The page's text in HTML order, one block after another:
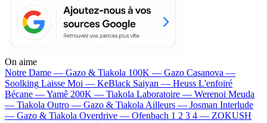
On aime
Notre Dame — Gazo & Tiakola 100K — Gazo Casanova —
Soolking Laisse Moi — KeBlack Saiyan — Heuss L'enfoiré
Bécane —Yamê 200K — Tiakola Laboratoire — Werenoi Meuda
— Tiakola Outro — Gazo & Tiakola Ailleurs — Josman Interlude
— Gazo & Tiakola Overdrive — Ofenbach 1 2 3 4 — ZOKUSH